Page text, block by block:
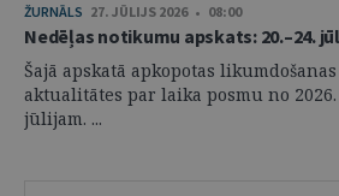
ŽURNĀLS 27. JŪLIJS 2026 • 08:00
Nedēļas notikumu apskats: 20.–24.
Šajā apskatā apkopotas
aktualitātes par laika posmu no 2026.
jūlijam. ...